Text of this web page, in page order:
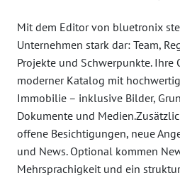
Mit dem Editor von bluetronix
Unternehmen stark dar: Team,
Projekte und Schwerpunkte. Ihre
moderner Katalog mit
Immobilie – inklusive Bilder,
Dokumente und
offene Besichtigungen, neue
und News. Optional kommen
Mehrsprachigkeit und ein